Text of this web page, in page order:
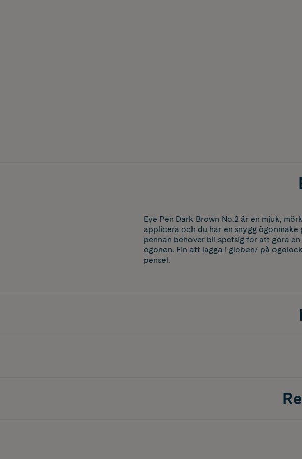
Eye Pen Dark Brown No.2 är en mjuk,
applicera och du har en snygg ögonmake
pennan behöver bli spetsig för att göra
ögonen. Fin att lägga i globen/ på
pensel.